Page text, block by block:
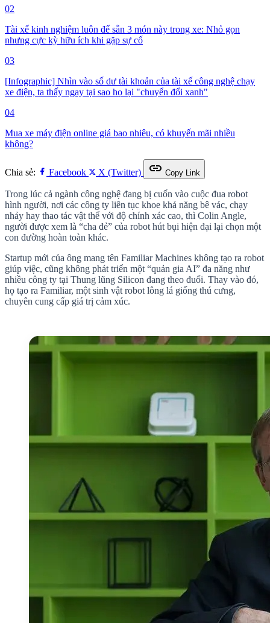
02
Tài xế kinh nghiệm luôn để sẵn 3 món này trong xe: Nhỏ gọn
nhưng cực kỳ hữu ích khi gặp sự cố
03
[Infographic] Nhìn vào số dư tài khoản của tài xế công nghệ chạy
xe điện, ta thấy ngay tại sao họ lại "chuyển đổi xanh"
04
Mua xe máy điện online giá bao nhiêu, có khuyến mãi nhiều
không?
Chia sẻ: Facebook X (Twitter) link Copy Link
Trong lúc cả ngành công nghệ đang bị cuốn vào cuộc đua robot
hình người, nơi các công ty liên tục khoe khả năng bê vác, chạy
nhảy hay thao tác vật thể với độ chính xác cao, thì Colin Angle,
người được xem là “cha đẻ” của robot hút bụi hiện đại lại chọn một
con đường hoàn toàn khác.
Startup mới của ông mang tên Familiar Machines không tạo ra robot
giúp việc, cũng không phát triển một “quản gia AI” đa năng như
nhiều công ty tại Thung lũng Silicon đang theo đuổi. Thay vào đó,
họ tạo ra Familiar, một sinh vật robot lông lá giống thú cưng,
chuyên cung cấp giá trị cảm xúc.